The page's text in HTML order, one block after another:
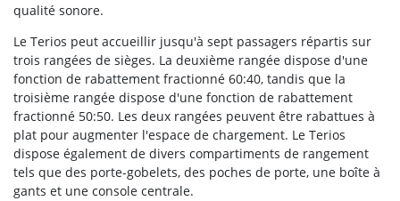
qualité sonore.
Le Terios peut accueillir jusqu'à sept passagers répartis sur
trois rangées de sièges. La deuxième rangée dispose d'une
fonction de rabattement fractionné 60:40, tandis que la
troisième rangée dispose d'une fonction de rabattement
fractionné 50:50. Les deux rangées peuvent être rabattues à
plat pour augmenter l'espace de chargement. Le Terios
dispose également de divers compartiments de rangement
tels que des porte-gobelets, des poches de porte, une boîte à
gants et une console centrale.